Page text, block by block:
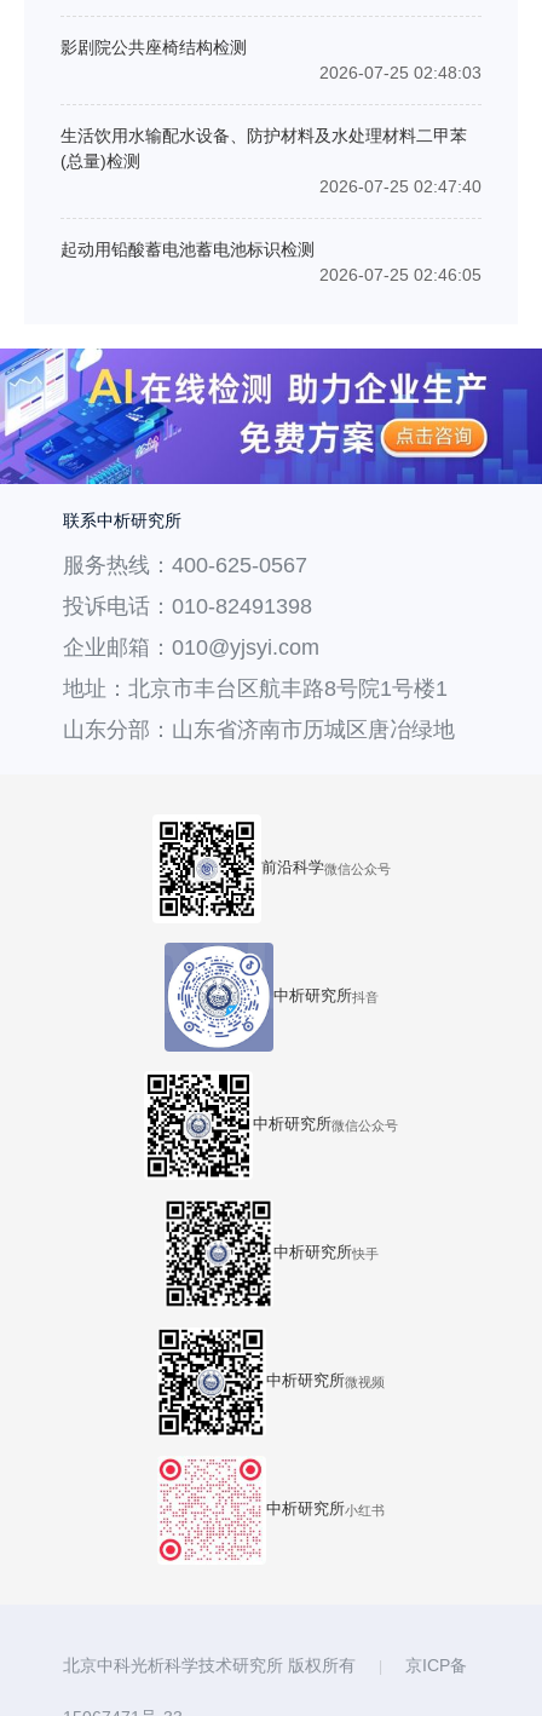
影剧院公共座椅结构检测
2026-07-25 02:48:03
生活饮用水输配水设备、防护材料及水处理材料二甲苯
(总量)检测
2026-07-25 02:47:40
起动用铅酸蓄电池蓄电池标识检测
2026-07-25 02:46:05
联系中析研究所
服务热线：400-625-0567
投诉电话：010-82491398
企业邮箱：010@yjsyi.com
地址：北京市丰台区航丰路8号院1号楼1
层121
山东分部：山东省济南市历城区唐冶绿地
前沿科学微信公众号
中析研究所抖音
中析研究所微信公众号
中析研究所快手
中析研究所微视频
中析研究所小红书
北京中科光析科学技术研究所 版权所有 京ICP备